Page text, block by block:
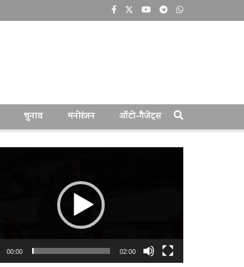
चुनाव मनोरंजन ऑटो-गैजेट्स
00:00 02:00